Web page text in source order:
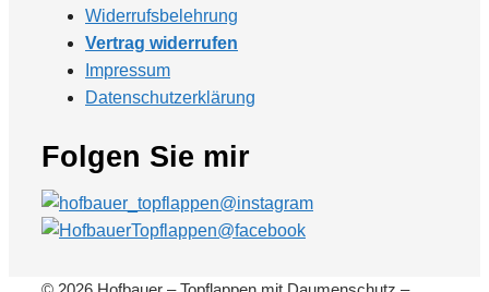
Widerrufsbelehrung
Vertrag widerrufen
Impressum
Datenschutzerklärung
Folgen Sie mir